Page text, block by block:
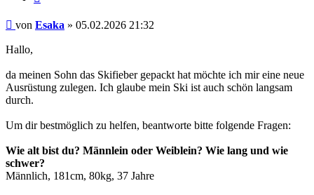
Beitrag
von Esaka » 05.02.2026 21:32
Hallo,
da meinen Sohn das Skifieber gepackt hat möchte ich mir eine neue
Ausrüstung zulegen. Ich glaube mein Ski ist auch schön langsam
durch.
Um dir bestmöglich zu helfen, beantworte bitte folgende Fragen:
Wie alt bist du? Männlein oder Weiblein? Wie lang und wie
schwer?
Männlich, 181cm, 80kg, 37 Jahre